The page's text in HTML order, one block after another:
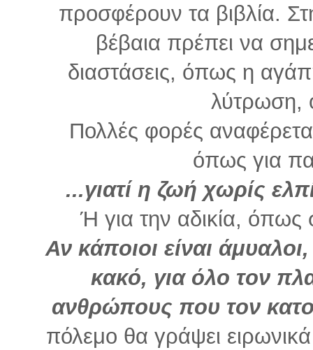
προσφέρουν τα βιβλία.
βέβαια πρέπει να
διαστάσεις, όπως η
λύτρωση,
Πολλές φορές
όπως για
...γιατί η ζωή χωρίς
Ή για την αδικία, όπως
Αν κάποιοι είναι άμυαλοι,
κακό, για όλο τον
ανθρώπους που τον
πόλεμο θα γράψει